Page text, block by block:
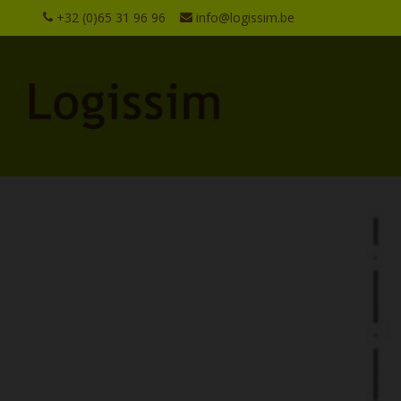
+32 (0)65 31 96 96 info@logissim.be